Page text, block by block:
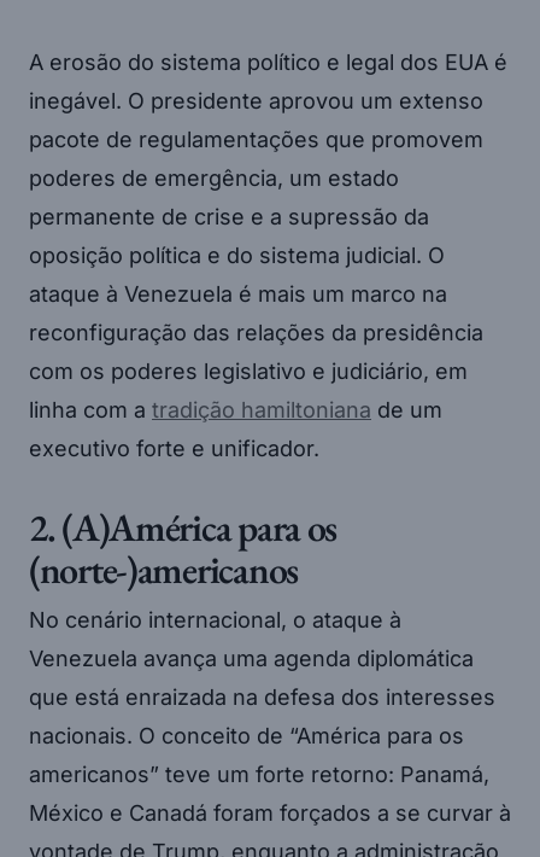
A erosão do sistema político e legal dos EUA é
inegável. O presidente aprovou um extenso
pacote de regulamentações que promovem
poderes de emergência, um estado
permanente de crise e a supressão da
oposição política e do sistema judicial. O
ataque à Venezuela é mais um marco na
reconfiguração das relações da presidência
com os poderes legislativo e judiciário, em
linha com a tradição hamiltoniana de um
executivo forte e unificador.
2. (A)América para os
(norte-)americanos
No cenário internacional, o ataque à
Venezuela avança uma agenda diplomática
que está enraizada na defesa dos interesses
nacionais. O conceito de “América para os
americanos” teve um forte retorno: Panamá,
México e Canadá foram forçados a se curvar à
vontade de Trump, enquanto a administração